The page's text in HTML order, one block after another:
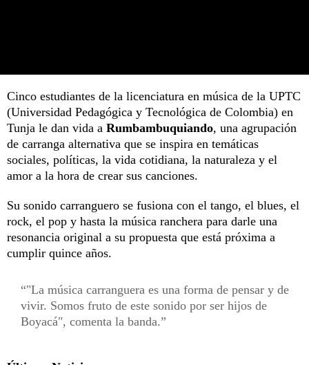
Cinco estudiantes de la licenciatura en música de la UPTC
(Universidad Pedagógica y Tecnológica de Colombia) en
Tunja le dan vida a Rumbambuquiando, una agrupación
de carranga alternativa que se inspira en temáticas
sociales, políticas, la vida cotidiana, la naturaleza y el
amor a la hora de crear sus canciones.
Su sonido carranguero se fusiona con el tango, el blues, el
rock, el pop y hasta la música ranchera para darle una
resonancia original a su propuesta que está próxima a
cumplir quince años.
"La música carranguera es una forma de pensar y de
vivir. Somos fruto de este sonido por ser hijos de
Boyacá", comenta la banda.